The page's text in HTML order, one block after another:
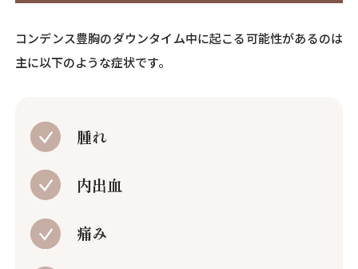
コンデンス豊胸のダウンタイム中に起こる可能性があるのは
主に以下のような症状です。
腫れ
内出血
痛み